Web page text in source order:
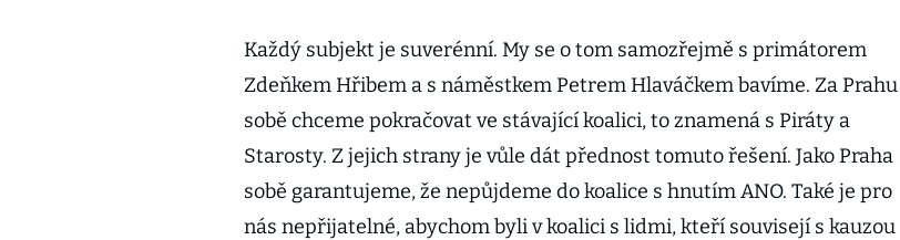
Každý subjekt je suverénní. My se o tom samozřejmě s primátorem
Zdeňkem Hřibem a s náměstkem Petrem Hlaváčkem bavíme. Za Prahu
sobě chceme pokračovat ve stávající koalici, to znamená s Piráty a
Starosty. Z jejich strany je vůle dát přednost tomuto řešení. Jako Praha
sobě garantujeme, že nepůjdeme do koalice s hnutím ANO. Také je pro
nás nepřijatelné, abychom byli v koalici s lidmi, kteří souvisejí s kauzou